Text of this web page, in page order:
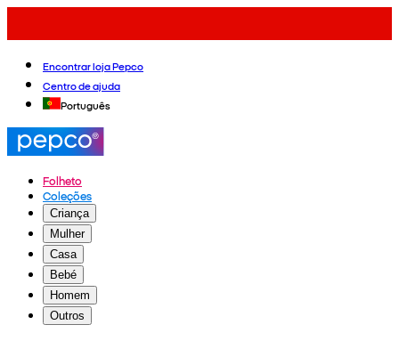
Encontrar loja Pepco
Centro de ajuda
Português
Folheto
Coleções
Criança
Mulher
Casa
Bebé
Homem
Outros